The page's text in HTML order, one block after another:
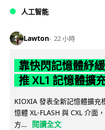
人工智能
Lawton 22 小時
靠快閃記憶體紓
推 XL1 記憶體擴
KIOXIA 發表全新記憶體擴充
憶體 XL-FLASH 與 CXL 介面
方...
閱讀全文